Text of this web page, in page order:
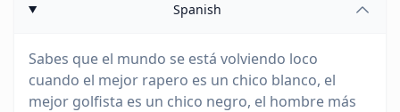
Spanish
Sabes que el mundo se está volviendo loco
cuando el mejor rapero es un chico blanco, el
mejor golfista es un chico negro, el hombre más